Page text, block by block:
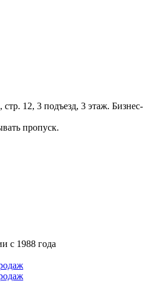
12, 3 подъезд, 3 этаж. Бизнес-
пропуск.
с 1988 года